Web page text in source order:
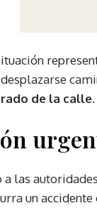
de la calle.
las
un